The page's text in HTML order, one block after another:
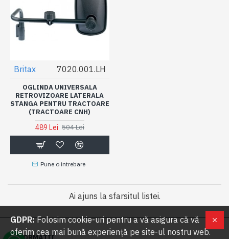
Britax 7020.001.LH
OGLINDA UNIVERSALA
RETROVIZOARE LATERALA
STANGA PENTRU TRACTOARE
(TRACTOARE CNH)
489 Lei 504 Lei
Pune o intrebare
Ai ajuns la sfarsitul listei.
GDPR:Folosim cookie-uri pentru a vă asigura că vă
oferim cea mai bună experiență pe site-ul nostru web.